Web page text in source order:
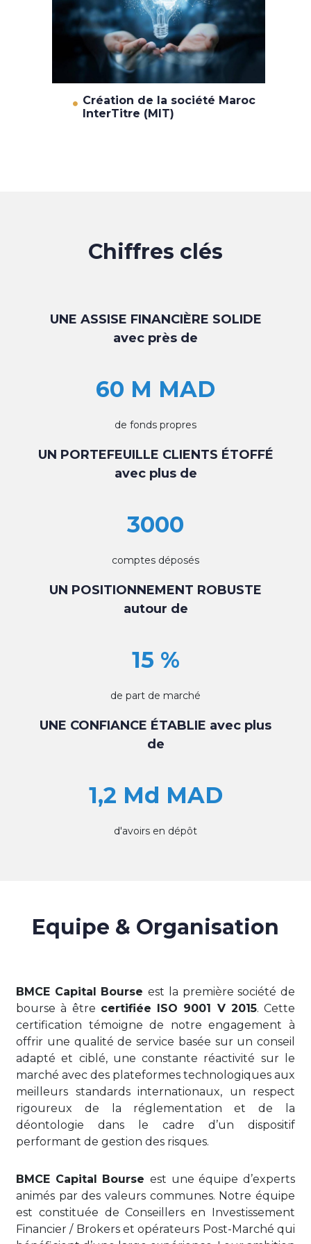
Création de la société Maroc
InterTitre (MIT)
Chiffres clés
UNE ASSISE FINANCIÈRE SOLIDE
avec près de
60 M MAD
de fonds propres
UN PORTEFEUILLE CLIENTS ÉTOFFÉ
avec plus de
3000
comptes déposés
UN POSITIONNEMENT ROBUSTE
autour de
15 %
de part de marché
UNE CONFIANCE ÉTABLIE avec plus
de
1,2 Md MAD
d'avoirs en dépôt
Equipe & Organisation
BMCE Capital Bourseest la première société de
bourse à être certifiée ISO 9001 V 2015. Cette
certification témoigne de notre engagement à
offrir une qualité de service basée sur un conseil
adapté et ciblé, une constante réactivité sur le
marché avec des plateformes technologiques aux
meilleurs standards internationaux, un respect
rigoureux de la réglementation et de la
déontologie dans le cadre d’un dispositif
performant de gestion des risques.
BMCE Capital Bourse est une équipe d’experts
animés par des valeurs communes. Notre équipe
est constituée de Conseillers en Investissement
Financier / Brokers et opérateurs Post-Marché qui